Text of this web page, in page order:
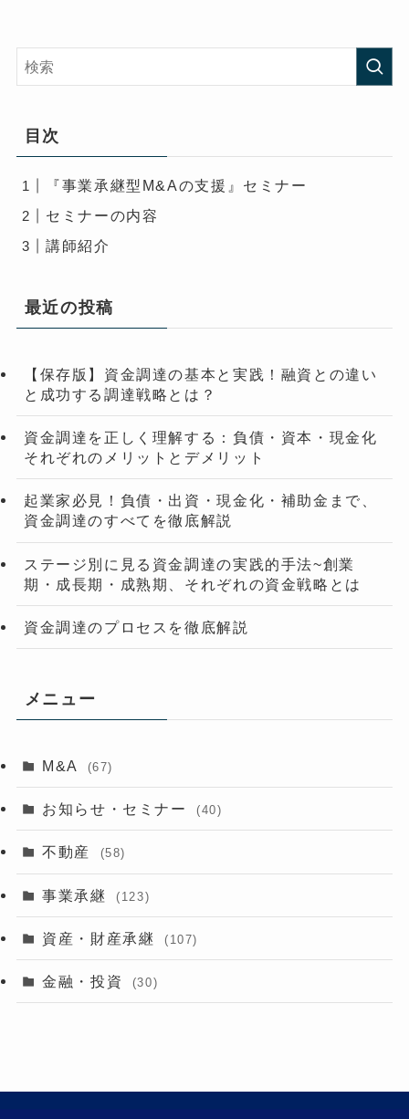
目次
『事業承継型M&Aの支援』セミナー
セミナーの内容
講師紹介
最近の投稿
【保存版】資金調達の基本と実践！融資との違い
と成功する調達戦略とは？
資金調達を正しく理解する：負債・資本・現金化
それぞれのメリットとデメリット
起業家必見！負債・出資・現金化・補助金まで、
資金調達のすべてを徹底解説
ステージ別に見る資金調達の実践的手法~創業
期・成長期・成熟期、それぞれの資金戦略とは
資金調達のプロセスを徹底解説
メニュー
M&A (67)
お知らせ・セミナー (40)
不動産 (58)
事業承継 (123)
資産・財産承継 (107)
金融・投資 (30)